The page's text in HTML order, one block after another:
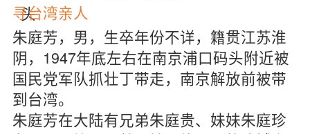
头
寻台湾亲人
朱庭芳，男，生卒年份不详，籍贯江苏淮
阴，1947年底左右在南京浦口码头附近被
国民党军队抓壮丁带走，南京解放前被带
到台湾。
朱庭芳在大陆有兄弟朱庭贵、妹妹朱庭珍